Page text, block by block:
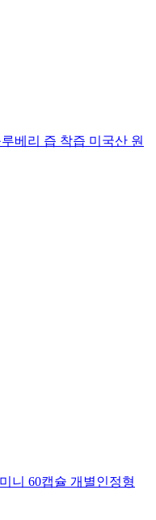
베리 즙 착즙 미국산 원
니 60캡슐 개별인정형